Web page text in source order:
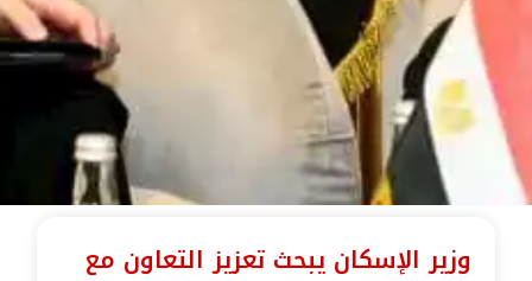
وزير الإسكان يبحث تعزيز التعاون مع